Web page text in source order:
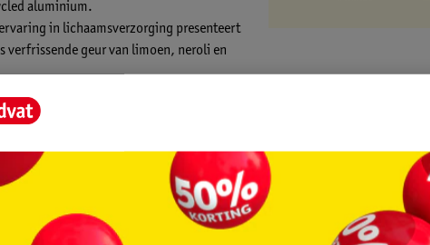
aluminium.
in lichaamsverzorging presenteert
verfrissende geur van limoen, neroli en
Het bestrijdt effectief
spuitbus is gemaakt van 50% gerecycled